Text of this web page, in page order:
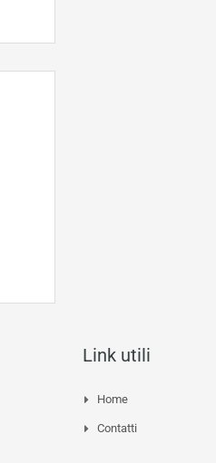
Link utili
Home
Contatti